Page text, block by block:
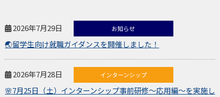
2026年7月29日 お知らせ
🌏留学生向け就職ガイダンスを開催しました！
2026年7月28日 インターンシップ
🌸7月25日（土）インターンシップ事前研修～応用編～を実施し